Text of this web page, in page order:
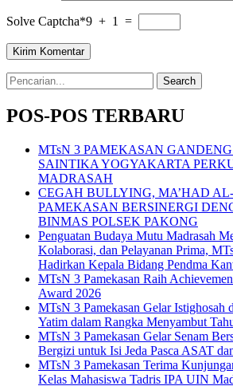
Solve Captcha*9 + 1 =
Search
for:
POS-POS TERBARU
MTsN 3 PAMEKASAN
SAINTIKA YOGYAKARTA
MADRASAH
CEGAH BULLYING, MA’HAD
PAMEKASAN BERSINERGI
BINMAS POLSEK PAKONG
Penguatan Budaya Mutu Madrasah
Kolaborasi, dan Pelayanan Prima,
Hadirkan Kepala Bidang Pendma
MTsN 3 Pamekasan Raih
Award 2026
MTsN 3 Pamekasan Gelar Istighosah
Yatim dalam Rangka Menyambut
MTsN 3 Pamekasan Gelar Senam
Bergizi untuk Isi Jeda Pasca ASAT
MTsN 3 Pamekasan Terima
Kelas Mahasiswa Tadris IPA UIN